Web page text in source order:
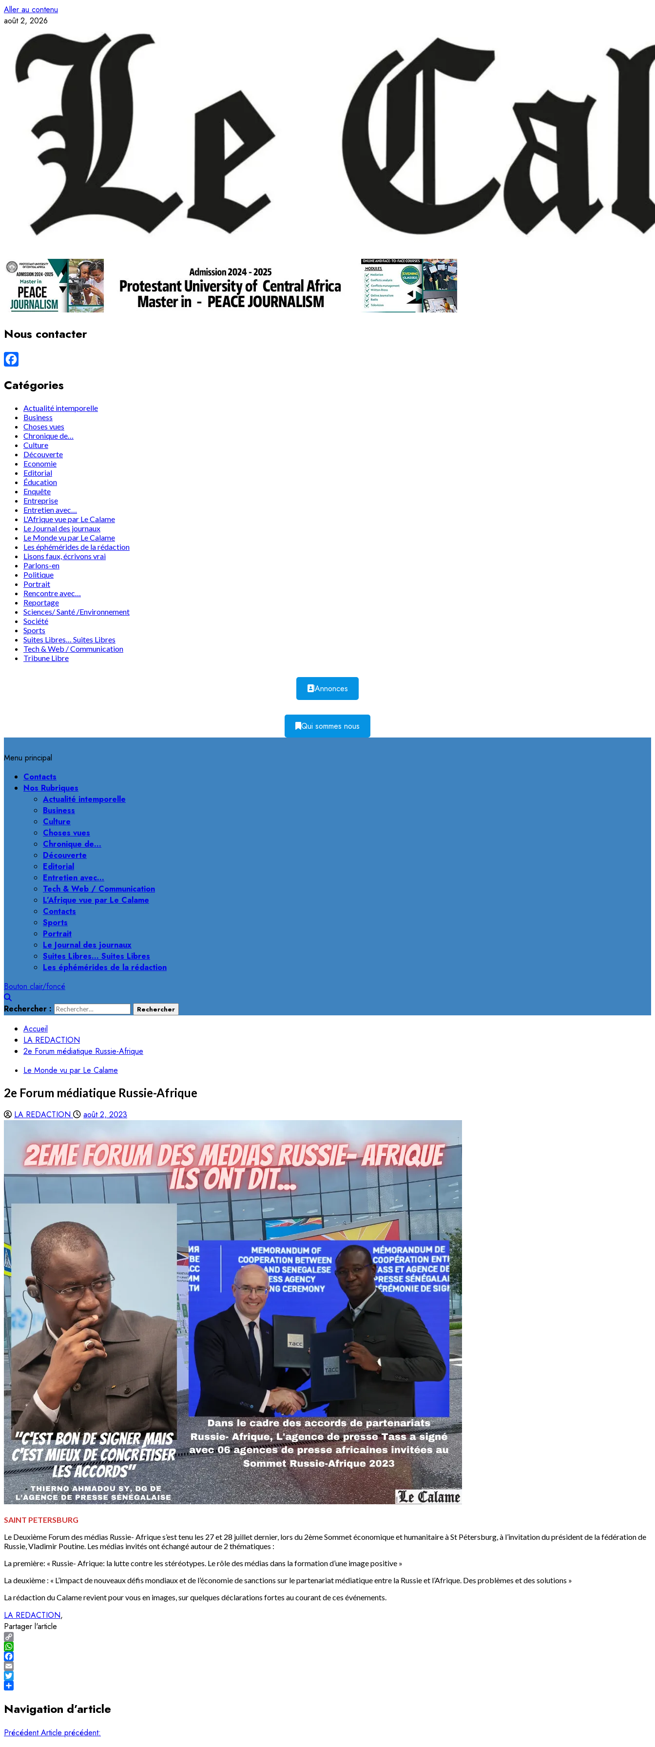
Aller au contenu
août 2, 2026
Nous contacter
Catégories
Actualité intemporelle
Business
Choses vues
Chronique de…
Culture
Découverte
Economie
Editorial
Éducation
Enquête
Entreprise
Entretien avec…
L'Afrique vue par Le Calame
Le Journal des journaux
Le Monde vu par Le Calame
Les éphémérides de la rédaction
Lisons faux, écrivons vrai
Parlons-en
Politique
Portrait
Rencontre avec…
Reportage
Sciences/ Santé /Environnement
Société
Sports
Suites Libres… Suites Libres
Tech & Web / Communication
Tribune Libre
Annonces
Qui sommes nous
Menu principal
Contacts
Nos Rubriques
Actualité intemporelle
Business
Culture
Choses vues
Chronique de…
Découverte
Editorial
Entretien avec…
Tech & Web / Communication
L’Afrique vue par Le Calame
Contacts
Sports
Portrait
Le Journal des journaux
Suites Libres… Suites Libres
Les éphémérides de la rédaction
Bouton clair/foncé
Rechercher :
Accueil
LA REDACTION
2e Forum médiatique Russie-Afrique
Le Monde vu par Le Calame
2e Forum médiatique Russie-Afrique
LA REDACTION août 2, 2023
SAINT PETERSBURG
Le Deuxième Forum des médias Russie- Afrique s’est tenu les 27 et 28 juillet dernier, lors du 2ème Sommet économique et humanitaire à St Pétersburg, à l’invitation du président de la fédération de
Russie, Vladimir Poutine. Les médias invités ont échangé autour de 2 thématiques :
La première: « Russie- Afrique: la lutte contre les stéréotypes. Le rôle des médias dans la formation d’une image positive »
La deuxième : « L’impact de nouveaux défis mondiaux et de l’économie de sanctions sur le partenariat médiatique entre la Russie et l’Afrique. Des problèmes et des solutions »
La rédaction du Calame revient pour vous en images, sur quelques déclarations fortes au courant de ces événements.
LA REDACTION
Partager l'article
Copy
Link
WhatsApp
Facebook
Email
Twitter
Navigation d’article
Précédent Article précédent: